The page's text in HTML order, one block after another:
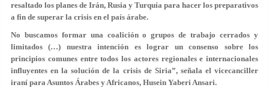
resaltado los planes de Irán, Rusia y Turquía para hacer los preparativos
a fin de superar la crisis en el país árabe.
No buscamos formar una coalición o grupos de trabajo cerrados y
limitados (…) nuestra intención es lograr un consenso sobre los
principios comunes entre todos los actores regionales e internacionales
influyentes en la solución de la crisis de Siria”, señala el vicecanciller
iraní para Asuntos Árabes y Africanos, Husein Yaberi Ansari.